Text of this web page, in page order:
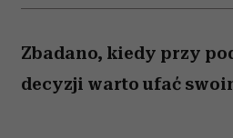
Zbadano, kiedy przy
decyzji warto ufać